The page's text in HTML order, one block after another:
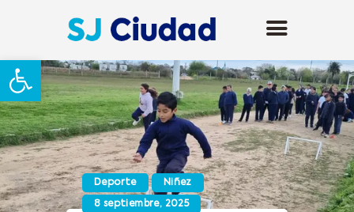
Abrir barra de herramientas
Deporte Niñez
8 septiembre, 2025